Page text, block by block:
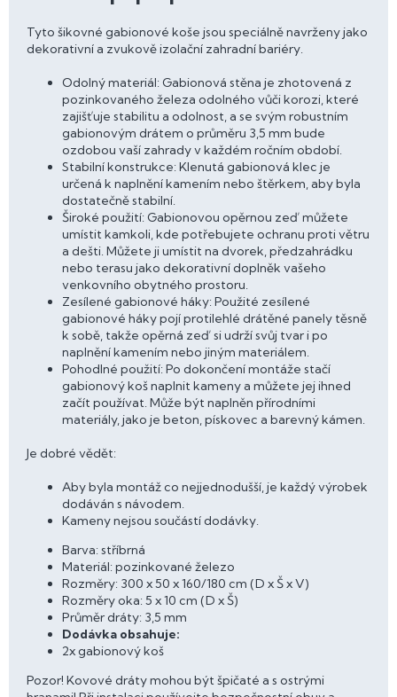
Tyto šikovné gabionové koše jsou speciálně navrženy jako
dekorativní a zvukově izolační zahradní bariéry.
Odolný materiál: Gabionová stěna je zhotovená z
pozinkovaného železa odolného vůči korozi, které
zajišťuje stabilitu a odolnost, a se svým robustním
gabionovým drátem o průměru 3,5 mm bude
ozdobou vaší zahrady v každém ročním období.
Stabilní konstrukce: Klenutá gabionová klec je
určená k naplnění kamením nebo štěrkem, aby byla
dostatečně stabilní.
Široké použití: Gabionovou opěrnou zeď můžete
umístit kamkoli, kde potřebujete ochranu proti větru
a dešti. Můžete ji umístit na dvorek, předzahrádku
nebo terasu jako dekorativní doplněk vašeho
venkovního obytného prostoru.
Zesílené gabionové háky: Použité zesílené
gabionové háky pojí protilehlé drátěné panely těsně
k sobě, takže opěrná zeď si udrží svůj tvar i po
naplnění kamením nebo jiným materiálem.
Pohodlné použití: Po dokončení montáže stačí
gabionový koš naplnit kameny a můžete jej ihned
začít používat. Může být naplněn přírodními
materiály, jako je beton, pískovec a barevný kámen.
Je dobré vědět:
Aby byla montáž co nejjednodušší, je každý výrobek
dodáván s návodem.
Kameny nejsou součástí dodávky.
Barva: stříbrná
Materiál: pozinkované železo
Rozměry: 300 x 50 x 160/180 cm (D x Š x V)
Rozměry oka: 5 x 10 cm (D x Š)
Průměr dráty: 3,5 mm
Dodávka obsahuje:
2x gabionový koš
Pozor! Kovové dráty mohou být špičaté a s ostrými